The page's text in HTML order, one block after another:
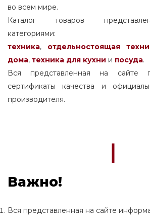
во всем мире.
Каталог товаров
техника, отдельностоящая
дома, техника для кухни и посуда.
Вся представленная на сайте
сертификаты качества и
производителя.
Важно!
Вся представленная на сайте